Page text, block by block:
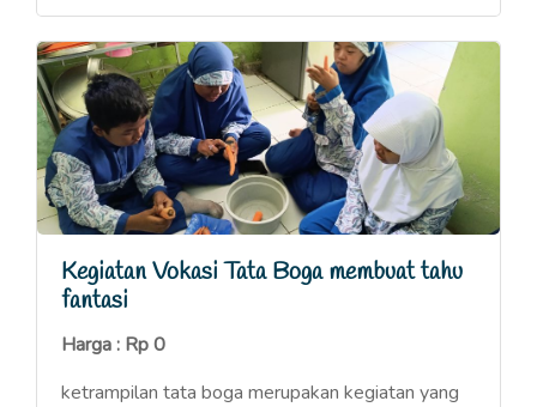
Kegiatan Vokasi Tata Boga membuat tahu
fantasi
Harga : Rp 0
ketrampilan tata boga merupakan kegiatan yang